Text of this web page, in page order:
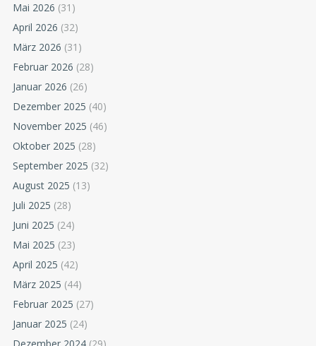
Mai 2026 (31)
April 2026 (32)
März 2026 (31)
Februar 2026 (28)
Januar 2026 (26)
Dezember 2025 (40)
November 2025 (46)
Oktober 2025 (28)
September 2025 (32)
August 2025 (13)
Juli 2025 (28)
Juni 2025 (24)
Mai 2025 (23)
April 2025 (42)
März 2025 (44)
Februar 2025 (27)
Januar 2025 (24)